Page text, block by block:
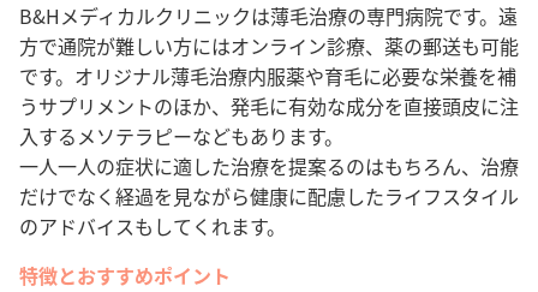
B&Hメディカルクリニックは薄毛治療の専門病院です。遠
方で通院が難しい方にはオンライン診療、薬の郵送も可能
です。オリジナル薄毛治療内服薬や育毛に必要な栄養を補
うサプリメントのほか、発毛に有効な成分を直接頭皮に注
入するメソテラピーなどもあります。
一人一人の症状に適した治療を提案るのはもちろん、治療
だけでなく経過を見ながら健康に配慮したライフスタイル
のアドバイスもしてくれます。
特徴とおすすめポイント